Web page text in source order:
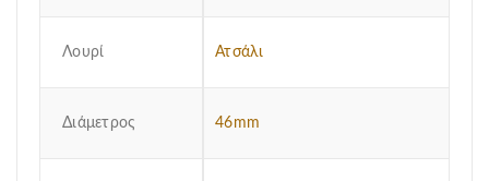
Λουρί Ατσάλι
Διάμετρος 46mm